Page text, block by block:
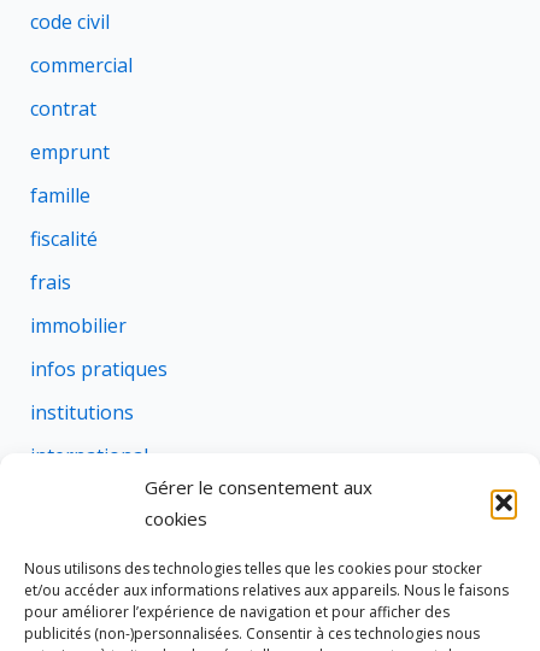
Gérer le consentement aux
cookies
Nous utilisons des technologies telles que les cookies pour stocker
et/ou accéder aux informations relatives aux appareils. Nous le faisons
pour améliorer l’expérience de navigation et pour afficher des
publicités (non-)personnalisées. Consentir à ces technologies nous
code civil
commercial
contrat
emprunt
famille
fiscalité
frais
immobilier
infos pratiques
institutions
international
rural
social